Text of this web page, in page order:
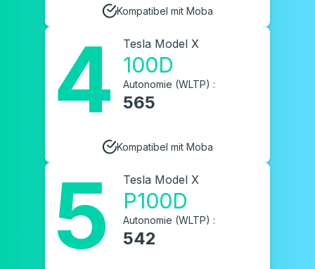
Kompatibel mit Moba
4 Tesla Model X
100D
Autonomie (WLTP) :
565
Kompatibel mit Moba
5 Tesla Model X
P100D
Autonomie (WLTP) :
542